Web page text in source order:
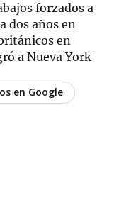
forzados a
dos años en
en
a Nueva York
en Google